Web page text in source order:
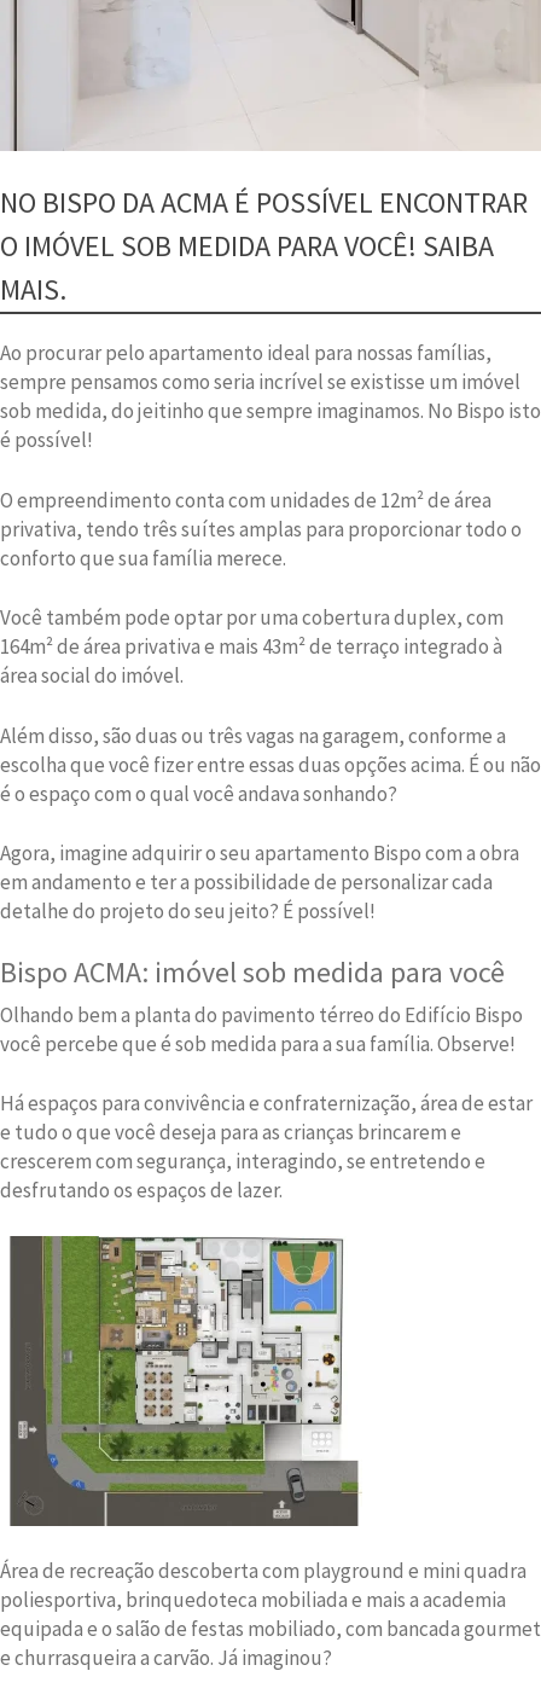
NO BISPO DA ACMA É POSSÍVEL ENCONTRAR
O IMÓVEL SOB MEDIDA PARA VOCÊ! SAIBA
MAIS.
Ao procurar pelo apartamento ideal para nossas famílias,
sempre pensamos como seria incrível se existisse um imóvel
sob medida, do jeitinho que sempre imaginamos. No Bispo isto
é possível!
O empreendimento conta com unidades de 12m² de área
privativa, tendo três suítes amplas para proporcionar todo o
conforto que sua família merece.
Você também pode optar por uma cobertura duplex, com
164m² de área privativa e mais 43m² de terraço integrado à
área social do imóvel.
Além disso, são duas ou três vagas na garagem, conforme a
escolha que você fizer entre essas duas opções acima. É ou não
é o espaço com o qual você andava sonhando?
Agora, imagine adquirir o seu apartamento Bispo com a obra
em andamento e ter a possibilidade de personalizar cada
detalhe do projeto do seu jeito? É possível!
Bispo ACMA: imóvel sob medida para você
Olhando bem a planta do pavimento térreo do Edifício Bispo
você percebe que é sob medida para a sua família. Observe!
Há espaços para convivência e confraternização, área de estar
e tudo o que você deseja para as crianças brincarem e
crescerem com segurança, interagindo, se entretendo e
desfrutando os espaços de lazer.
Área de recreação descoberta com playground e mini quadra
poliesportiva, brinquedoteca mobiliada e mais a academia
equipada e o salão de festas mobiliado, com bancada gourmet
e churrasqueira a carvão. Já imaginou?